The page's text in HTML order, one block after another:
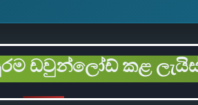
ඩවුන්ලෝඩ් කළ